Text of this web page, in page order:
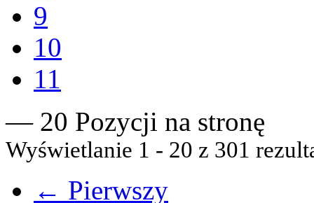
9
10
11
— 20 Pozycji na stronę
Wyświetlanie 1 - 20 z 301
← Pierwszy